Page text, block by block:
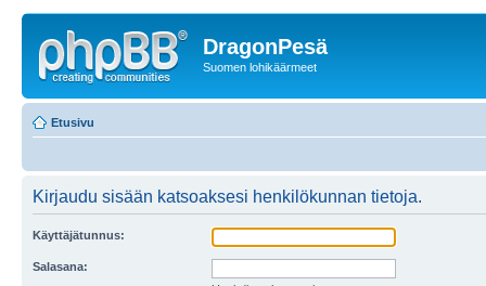
DragonPesä
Suomen lohikäärmeet
Etusivu
Kirjaudu sisään katsoaksesi henkilökunnan tietoja.
Käyttäjätunnus:
Salasana: